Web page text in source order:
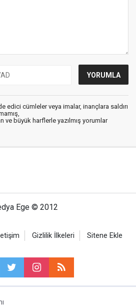
edici cümleler veya imalar, inançlara saldırı
ve büyük harflerle yazılmış yorumlar
Ege © 2012
Gizlilik İlkeleri Sitene Ekle